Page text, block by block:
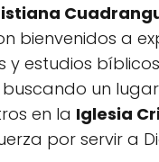
bienvenidos a
estudios
un
en la Iglesia
por servir a